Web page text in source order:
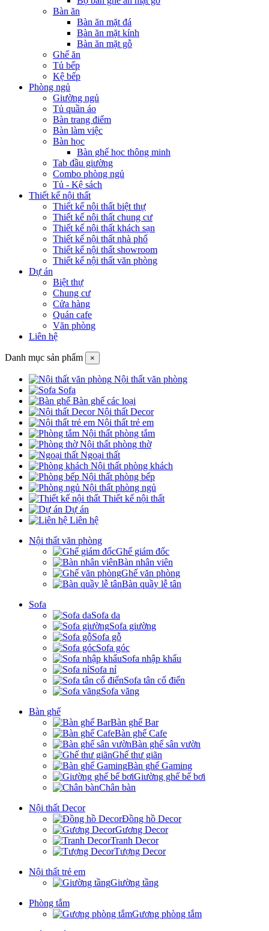
Bàn ăn
Bàn ăn mặt đá
Bàn ăn mặt kính
Bàn ăn mặt gỗ
Ghế ăn
Tủ bếp
Kệ bếp
Phòng ngủ
Giường ngủ
Tủ quần áo
Bàn trang điểm
Bàn làm việc
Bàn học
Bàn ghế học thông minh
Tab đầu giường
Combo phòng ngủ
Tủ - Kệ sách
Thiết kế nội thất
Thiết kế nội thất biệt thự
Thiết kế nội thất chung cư
Thiết kế nội thất khách sạn
Thiết kế nội thất nhà phố
Thiết kế nội thất showroom
Thiết kế nội thất văn phòng
Dự án
Biệt thự
Chung cư
Cửa hàng
Quán cafe
Văn phòng
Liên hệ
Danh mục sản phẩm ×
Nội thất văn phòng
Sofa
Bàn ghế các loại
Nội thất Decor
Nội thất trẻ em
Nội thất phòng tắm
Nội thất phòng thờ
Ngoại thất
Nội thất phòng khách
Nội thất phòng bếp
Nội thất phòng ngủ
Thiết kế nội thất
Dự án
Liên hệ
Nội thất văn phòng
Ghế giám đốc
Bàn nhân viên
Ghế văn phòng
Bàn quầy lễ tân
Sofa
Sofa da
Sofa giường
Sofa gỗ
Sofa góc
Sofa nhập khẩu
Sofa nỉ
Sofa tân cổ điển
Sofa văng
Bàn ghế
Bàn ghế Bar
Bàn ghế Cafe
Bàn ghế sân vườn
Ghế thư giãn
Bàn ghế Gaming
Giường ghế bể bơi
Chân bàn
Nội thất Decor
Đồng hồ Decor
Gương Decor
Tranh Decor
Tượng Decor
Nội thất trẻ em
Giường tầng
Phòng tắm
Gương phòng tắm